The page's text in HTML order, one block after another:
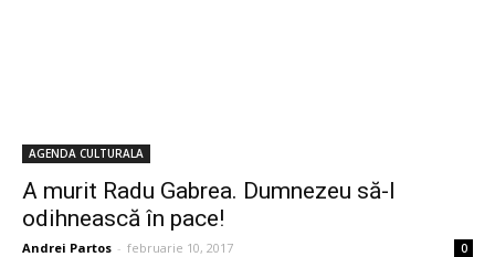
AGENDA CULTURALA
A murit Radu Gabrea. Dumnezeu să-l
odihnească în pace!
Andrei Partos - februarie 10, 2017 0